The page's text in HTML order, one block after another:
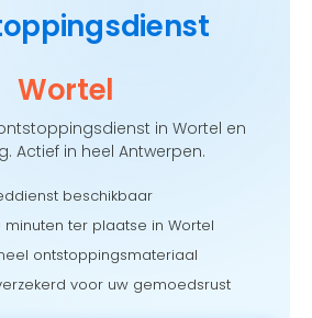
Wortel
in Wortel en
Actief in heel Antwerpen.
beschikbaar
minuten ter plaatse in Wortel
ontstoppingsmateriaal
voor uw gemoedsrust